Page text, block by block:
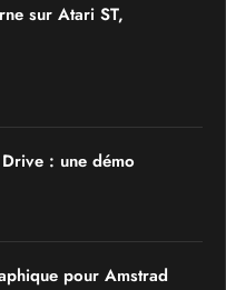
sur Atari ST,
: une démo
pour Amstrad